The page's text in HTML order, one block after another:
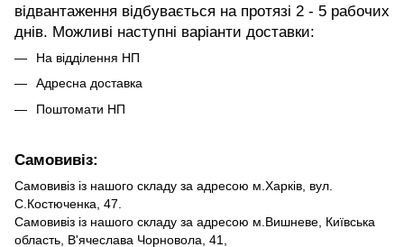
відвантаження відбувається на протязі 2 - 5 рабочих
днів. Можливі наступні варіанти доставки:
На відділення НП
Адресна доставка
Поштомати НП
Самовивіз:
Самовивіз із нашого складу за адресою м.Харків, вул.
С.Костюченка, 47.
Самовивіз із нашого складу за адресою м.Вишневе, Київська
область, В'ячеслава Чорновола, 41,